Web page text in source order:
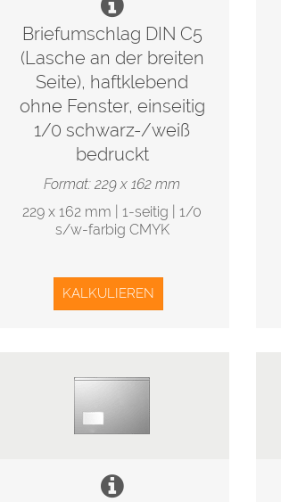
Briefumschlag DIN C5
(Lasche an der breiten
Seite), haftklebend
ohne Fenster, einseitig
1/0 schwarz-/weiß
bedruckt
Format: 229 x 162 mm
229 x 162 mm | 1-seitig | 1/0
s/w-farbig CMYK
KALKULIEREN